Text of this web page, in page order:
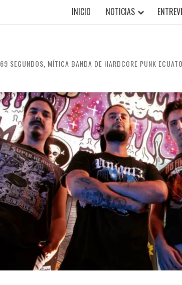
INICIO NOTICIAS
69 SEGUNDOS, MÍTICA BANDA DE HARDCORE PUNK